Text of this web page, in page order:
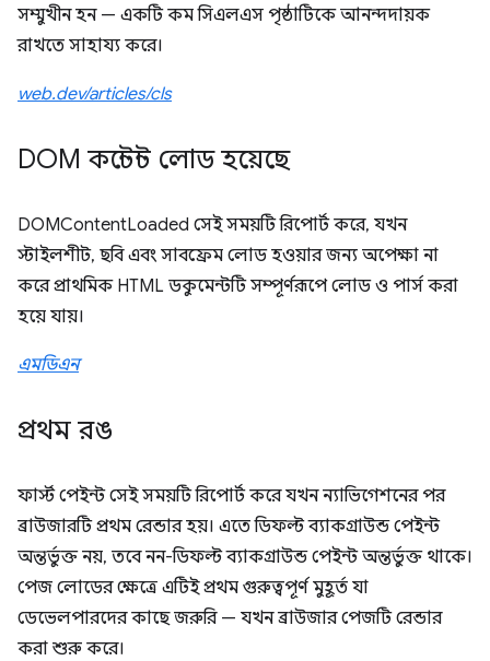
সম্মুখীন হন — একটি কম সিএলএস পৃষ্ঠাটিকে আনন্দদায়ক
রাখতে সাহায্য করে।
web.dev/articles/cls
DOM কন্টেন্ট লোড হয়েছে
DOMContentLoaded সেই সময়টি রিপোর্ট করে, যখন
স্টাইলশীট, ছবি এবং সাবফ্রেম লোড হওয়ার জন্য অপেক্ষা না
করে প্রাথমিক HTML ডকুমেন্টটি সম্পূর্ণরূপে লোড ও পার্স করা
হয়ে যায়।
এমডিএন
প্রথম রঙ
ফার্স্ট পেইন্ট সেই সময়টি রিপোর্ট করে যখন ন্যাভিগেশনের পর
ব্রাউজারটি প্রথম রেন্ডার হয়। এতে ডিফল্ট ব্যাকগ্রাউন্ড পেইন্ট
অন্তর্ভুক্ত নয়, তবে নন-ডিফল্ট ব্যাকগ্রাউন্ড পেইন্ট অন্তর্ভুক্ত থাকে।
পেজ লোডের ক্ষেত্রে এটিই প্রথম গুরুত্বপূর্ণ মুহূর্ত যা
ডেভেলপারদের কাছে জরুরি — যখন ব্রাউজার পেজটি রেন্ডার
করা শুরু করে।